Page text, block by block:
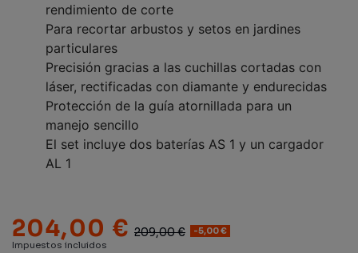
rendimiento de corte
Para recortar arbustos y setos en jardines
particulares
Precisión gracias a las cuchillas cortadas con
láser, rectificadas con diamante y endurecidas
Protección de la guía atornillada para un
manejo sencillo
El set incluye dos baterías AS 1 y un cargador
AL 1
204,00 € 209,00 € -5,00 €
Impuestos incluidos